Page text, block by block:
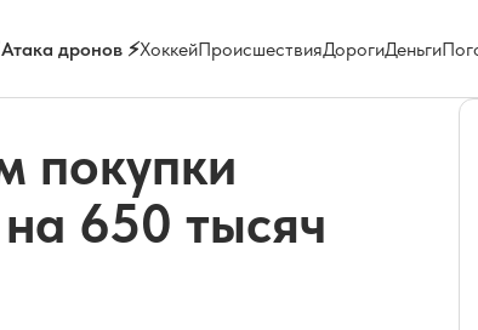
Атака дронов ⚡ХоккейПроисшествияДорогиДеньги
покупки
650 тысяч